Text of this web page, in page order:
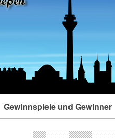
Gewinnspiele und Gewinner